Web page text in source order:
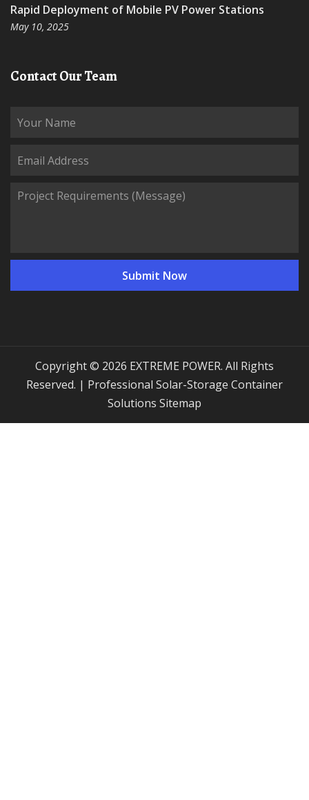
Rapid Deployment of Mobile PV Power Stations
May 10, 2025
Contact Our Team
Copyright © 2026 EXTREME POWER. All Rights
Reserved. | Professional Solar-Storage Container
Solutions
Sitemap